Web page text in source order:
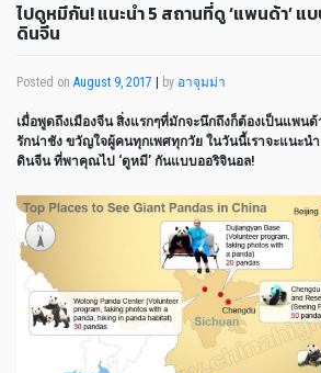
ไปดูหมีกัน! แนะนำ 5 สถานที่ดู ‘แพนด้า’
ดินจีน
Posted on August 9, 2017 by อาจุมม่า
เมื่อพูดถึงเมืองจีน สิ่งแรกๆที่มักจะนึกถึงก็ต้องเป็นแพน
รักน่าชัง ขวัญใจผู้คนทุกเพศทุกวัย ในวันนี้เราจะแนะน
ดินจีน ที่พาคุณไป ‘ดูหมี’ กันแบบออริจินอล!